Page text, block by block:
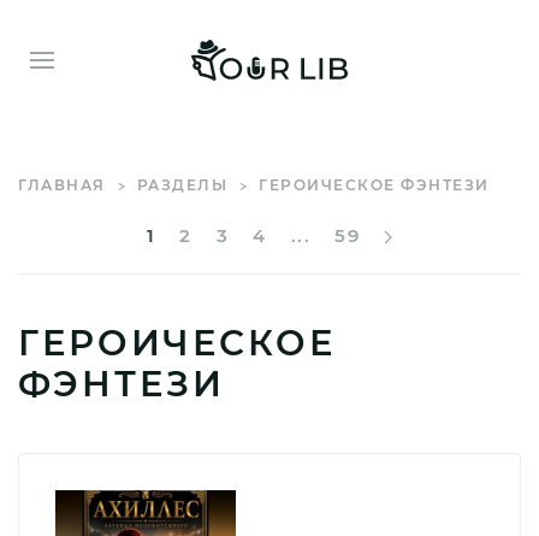
ГЛАВНАЯ РАЗДЕЛЫ ГЕРОИЧЕСКОЕ ФЭНТЕЗИ
1 2 3 4 ... 59
ГЕРОИЧЕСКОЕ
ФЭНТЕЗИ